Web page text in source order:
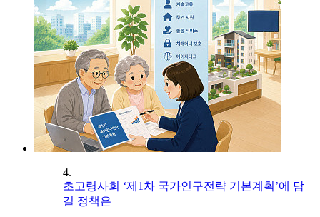
4.
초고령사회 ‘제1차 국가인구전략 기본계획’에 담
길 정책은